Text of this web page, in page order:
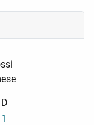
D
1